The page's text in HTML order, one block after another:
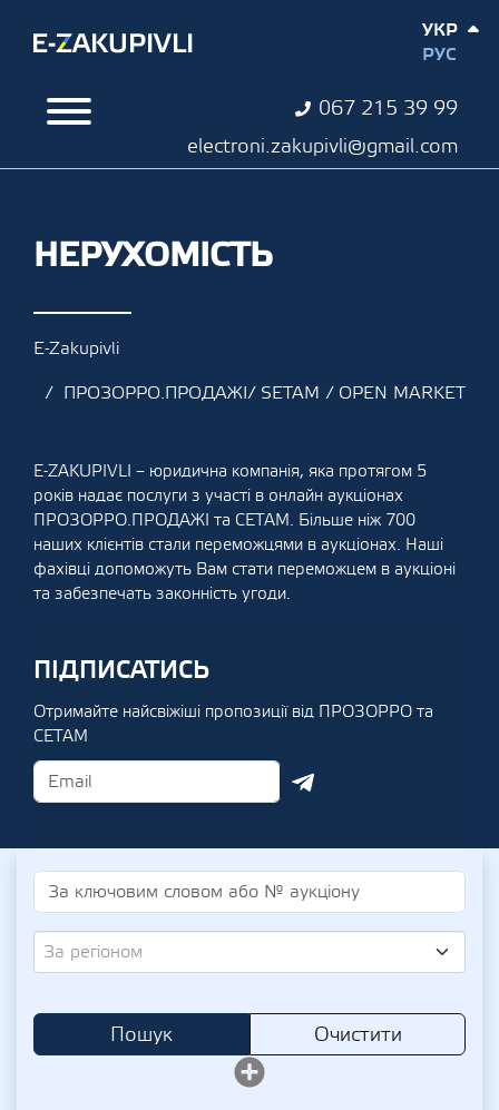
067 215 39 99
electroni.zakupivli@gmail.com
УКР
РУС
НЕРУХОМІСТЬ
E-Zakupivli
ПРОЗОРРО.ПРОДАЖІ/ SETAM / OPEN MARKET
E-ZAKUPIVLI – юридична компанія, яка протягом 5
років надає послуги з участі в онлайн аукціонах
ПРОЗОРРО.ПРОДАЖІ та СЕТАМ. Більше ніж 700
наших клієнтів стали переможцями в аукціонах. Наші
фахівці допоможуть Вам стати переможцем в аукціоні
та забезпечать законність угоди.
ПІДПИСАТИСЬ
Отримайте найсвіжіші пропозиції від ПРОЗОРРО та
СЕТАМ
За регіоном
Пошук Очистити